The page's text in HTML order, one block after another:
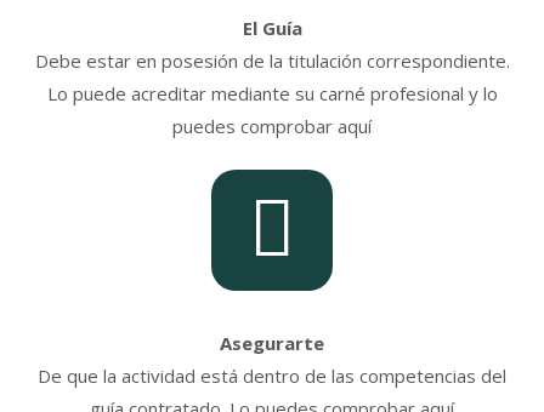
El Guía
Debe estar en posesión de la titulación correspondiente.
Lo puede acreditar mediante su carné profesional y lo
puedes comprobar aquí
Asegurarte
De que la actividad está dentro de las competencias del